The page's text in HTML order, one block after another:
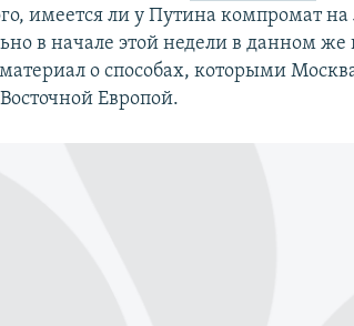
имеется ли у Путина компромат
в начале этой недели в данном
о способах, которыми
Европой.